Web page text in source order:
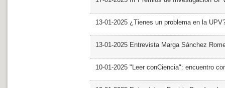
13-01-2025 ¿Tienes un problema en la
13-01-2025 Entrevista Marga Sánchez
10-01-2025 "Leer conCiencia": encuentro